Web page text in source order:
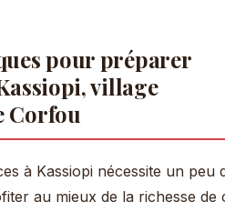
pour préparer
village
Corfou
à Kassiopi nécessite un peu
au mieux de la richesse de